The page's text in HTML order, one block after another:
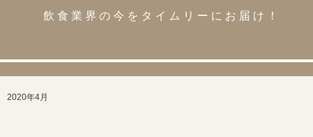
飲食業界の今をタイムリーにお届け！
2020年4月